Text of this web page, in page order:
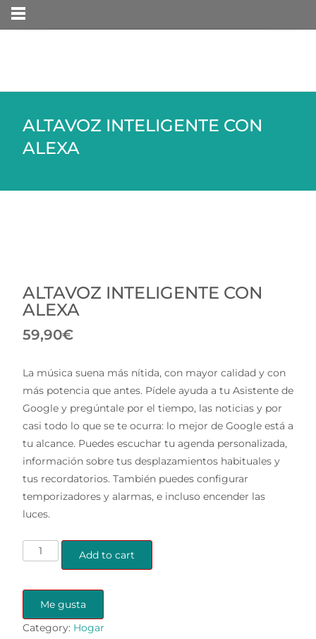
ALTAVOZ INTELIGENTE CON
ALEXA
ALTAVOZ INTELIGENTE CON
ALEXA
59,90€
La música suena más nítida, con mayor calidad y con
más potencia que antes. Pídele ayuda a tu Asistente de
Google y pregúntale por el tiempo, las noticias y por
casi todo lo que se te ocurra: lo mejor de Google está a
tu alcance. Puedes escuchar tu agenda personalizada,
información sobre tus desplazamientos habituales y
tus recordatorios. También puedes configurar
temporizadores y alarmas, e incluso encender las
luces.
ALTAVOZ
INTELIGENTE
ALEXA
quantity
Add to cart
Me gusta
Category: Hogar